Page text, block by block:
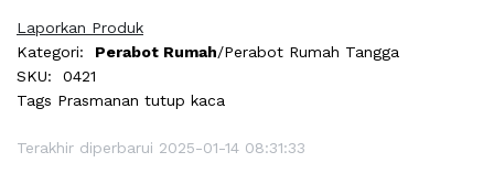
Laporkan Produk
Kategori:
Perabot Rumah/Perabot Rumah Tangga
SKU:
0421
Tags Prasmanan tutup kaca
Terakhir diperbarui 2025-01-14 08:31:33